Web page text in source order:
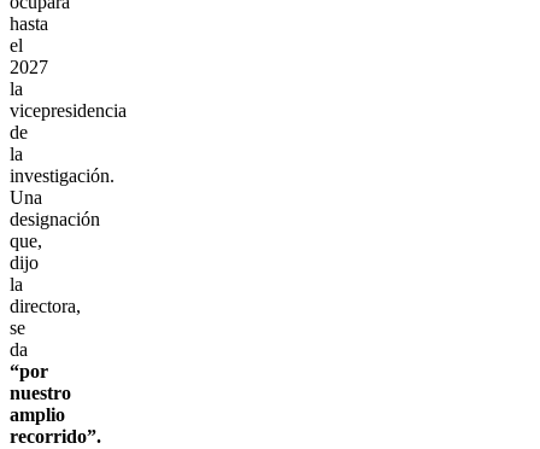
hasta
el
2027
la
vicepresidencia
de
la
investigación.
Una
designación
que,
dijo
la
directora,
se
da
“por
nuestro
amplio
recorrido”.